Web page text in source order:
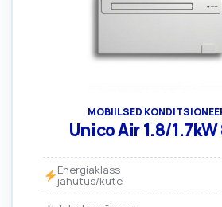
MOBIILSED
Unico Air 1.8/1.7kW
Energiaklass
jahutus/küte